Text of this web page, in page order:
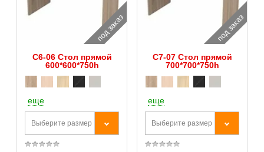
под заказ
С6-06 Стол прямой
600*600*750h
еще
Выберите размер
под заказ
С7-07 Стол прямой
700*700*750h
еще
Выберите размер